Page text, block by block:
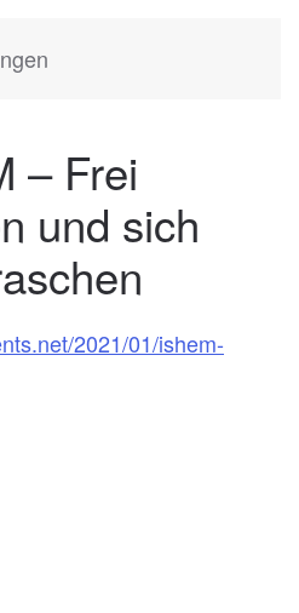
– Frei
und sich
2021/01/ishem-